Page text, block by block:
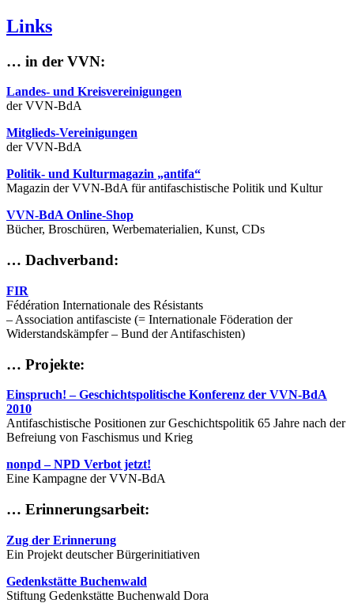
Links
… in der VVN:
Landes- und Kreisvereinigungen
der VVN-BdA
Mitglieds-Vereinigungen
der VVN-BdA
Politik- und Kulturmagazin „antifa“
Magazin der VVN-BdA für antifaschistische Politik und Kultur
VVN-BdA Online-Shop
Bücher, Broschüren, Werbematerialien, Kunst, CDs
… Dachverband:
FIR
Fédération Internationale des Résistants
– Association antifasciste (= Internationale Föderation der
Widerstandskämpfer – Bund der Antifaschisten)
… Projekte:
Einspruch! – Geschichtspolitische Konferenz der VVN-BdA
2010
Antifaschistische Positionen zur Geschichtspolitik 65 Jahre nach der
Befreiung von Faschismus und Krieg
nonpd – NPD Verbot jetzt!
Eine Kampagne der VVN-BdA
… Erinnerungsarbeit:
Zug der Erinnerung
Ein Projekt deutscher Bürgerinitiativen
Gedenkstätte Buchenwald
Stiftung Gedenkstätte Buchenwald Dora